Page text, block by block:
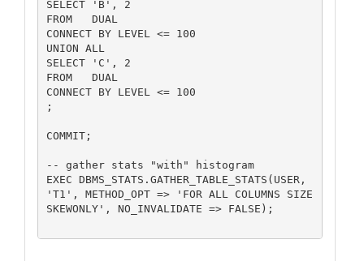
SELECT 'B', 2
FROM   DUAL
CONNECT BY LEVEL <= 100
UNION ALL
SELECT 'C', 2
FROM   DUAL
CONNECT BY LEVEL <= 100
;
COMMIT;
-- gather stats "with" histogram
EXEC DBMS_STATS.GATHER_TABLE_STATS(USER,
'T1', METHOD_OPT => 'FOR ALL COLUMNS SIZE
SKEWONLY', NO_INVALIDATE => FALSE);